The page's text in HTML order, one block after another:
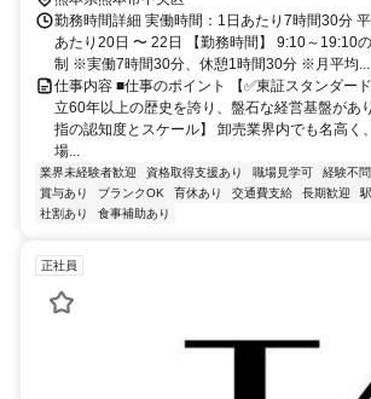
勤務時間詳細 実働時間：1日あたり7時間30分
あたり20日 〜 22日 【勤務時間】 9:10～19:10
制 ※実働7時間30分、休憩1時間30分 ※月平均...
仕事内容 ■仕事のポイント 【✅東証スタンダー
立60年以上の歴史を誇り、盤石な経営基盤があ
指の認知度とスケール】 卸売業界内でも名高く
場...
業界未経験者歓迎 資格取得支援あり 職場見学可 経験不問
賞与あり
ブランクOK 育休あり 交通費支給 長期歓迎
社割あり
食事補助あり
正社員